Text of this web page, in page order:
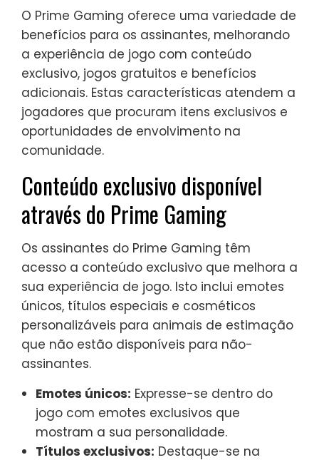
O Prime Gaming oferece uma variedade de
benefícios para os assinantes, melhorando
a experiência de jogo com conteúdo
exclusivo, jogos gratuitos e benefícios
adicionais. Estas características atendem a
jogadores que procuram itens exclusivos e
oportunidades de envolvimento na
comunidade.
Conteúdo exclusivo disponível
através do Prime Gaming
Os assinantes do Prime Gaming têm
acesso a conteúdo exclusivo que melhora a
sua experiência de jogo. Isto inclui emotes
únicos, títulos especiais e cosméticos
personalizáveis para animais de estimação
que não estão disponíveis para não-
assinantes.
Emotes únicos: Expresse-se dentro do
jogo com emotes exclusivos que
mostram a sua personalidade.
Títulos exclusivos: Destaque-se na